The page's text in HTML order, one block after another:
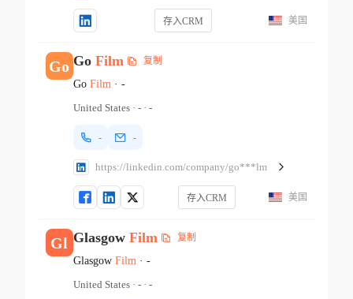
存入CRM 美国
Go Go Film 复制
Go Film· -
United States· -· -
- -
https://linkedin.com/company/go***lm
存入CRM 美国
Gl Glasgow Film 复制
Glasgow Film· -
United States· -· -